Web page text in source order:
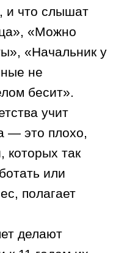
и что слышат
«Можно
«Начальник у
не
бесит».
учит
— это плохо,
которых так
или
полагает
делают